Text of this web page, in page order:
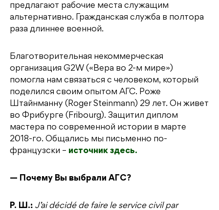
предлагают рабочие места служащим
альтернативно. Гражданская служба в полтора
раза длиннее военной.
Благотворительная некоммерческая
организация G2W («Вера во 2-м мире»)
помогла нам связаться с человеком, который
поделился своим опытом АГС. Роже
Штайнманну (Roger Steinmann) 29 лет. Он живет
во Фрибурге (Fribourg). Защитил диплом
мастера по современной истории в марте
2018-го. Общались мы письменно по-
французски – источник здесь.
— Почему Вы выбрали АГС?
Р. Ш.: J’ai décidé de faire le service civil par